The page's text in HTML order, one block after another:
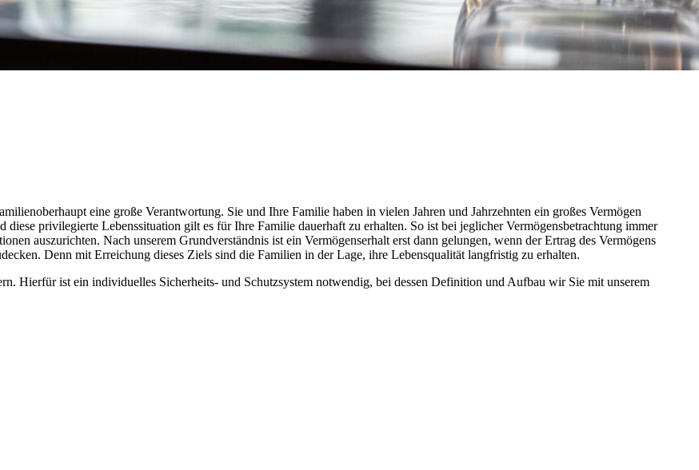
eine große Verantwortung. Sie und Ihre Familie haben in vielen Jahren und Jahrzehnten ein großes Vermögen
privilegierte Lebenssituation gilt es für Ihre Familie dauerhaft zu erhalten. So ist bei jeglicher Vermögensbetrachtung immer
auszurichten. Nach unserem Grundverständnis ist ein Vermögenserhalt erst dann gelungen, wenn der Ertrag des Vermögens
Denn mit Erreichung dieses Ziels sind die Familien in der Lage, ihre Lebensqualität langfristig zu erhalten.
Hierfür ist ein individuelles Sicherheits- und Schutzsystem notwendig, bei dessen Definition und Aufbau wir Sie mit unserem